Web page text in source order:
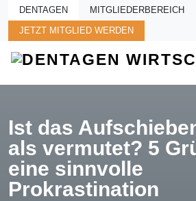
Skip to main content
DENTAGEN MITGLIEDERBEREICH
JETZT MITGLIED WERDEN
Ist das
als vermutet? 5
eine sinnvolle
Prokrastination